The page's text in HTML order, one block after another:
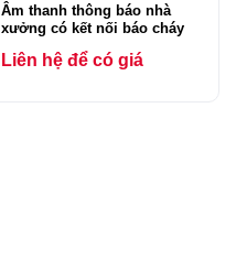
Âm thanh thông báo nhà
xưởng có kết nối báo cháy
Liên hệ để có giá